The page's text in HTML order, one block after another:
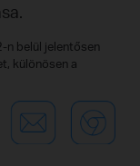
n belül jelentősen
különösen a